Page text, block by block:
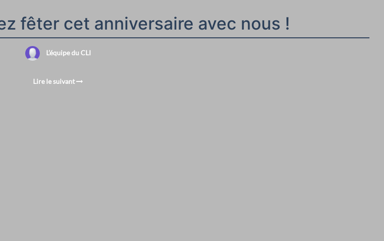
fêter cet anniversaire avec nous !
L’équipe du CLI
Lire le suivant